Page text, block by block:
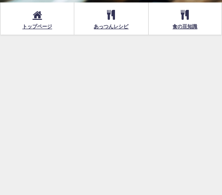
トップページ あっつんレシピ 食の豆知識